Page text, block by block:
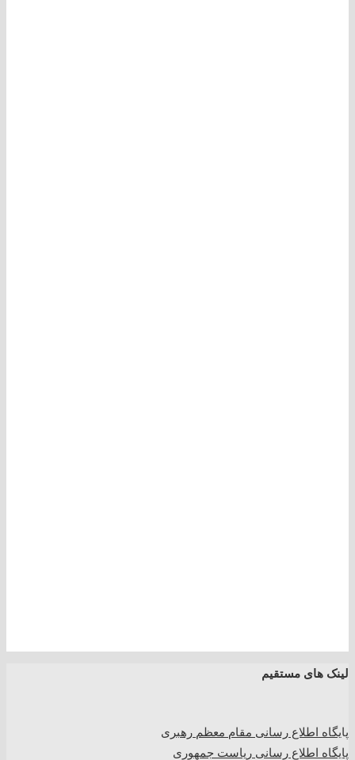
لینک های مستقیم
پایگاه اطلاع رسانی مقام معظم رهبری
پایگاه اطلاع رسانی ریاست جمهوری